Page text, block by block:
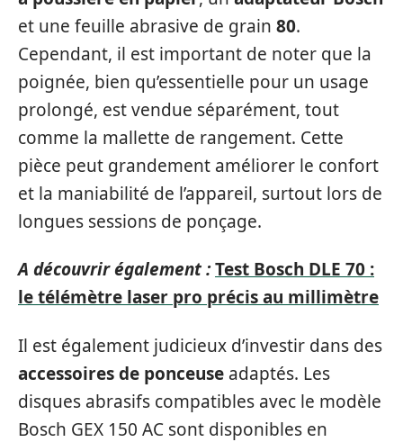
et une feuille abrasive de grain 80.
Cependant, il est important de noter que la
poignée, bien qu’essentielle pour un usage
prolongé, est vendue séparément, tout
comme la mallette de rangement. Cette
pièce peut grandement améliorer le confort
et la maniabilité de l’appareil, surtout lors de
longues sessions de ponçage.
A découvrir également :Test Bosch DLE 70 :
le télémètre laser pro précis au millimètre
Il est également judicieux d’investir dans des
accessoires de ponceuse adaptés. Les
disques abrasifs compatibles avec le modèle
Bosch GEX 150 AC sont disponibles en